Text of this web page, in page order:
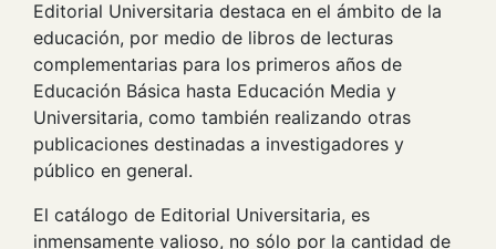
Editorial Universitaria destaca en el ámbito de la
educación, por medio de libros de lecturas
complementarias para los primeros años de
Educación Básica hasta Educación Media y
Universitaria, como también realizando otras
publicaciones destinadas a investigadores y
público en general.
El catálogo de Editorial Universitaria, es
inmensamente valioso, no sólo por la cantidad de